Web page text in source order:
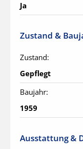
Ja
Zustand &
Zustand:
Gepflegt
Baujahr:
1959
Ausstattung &